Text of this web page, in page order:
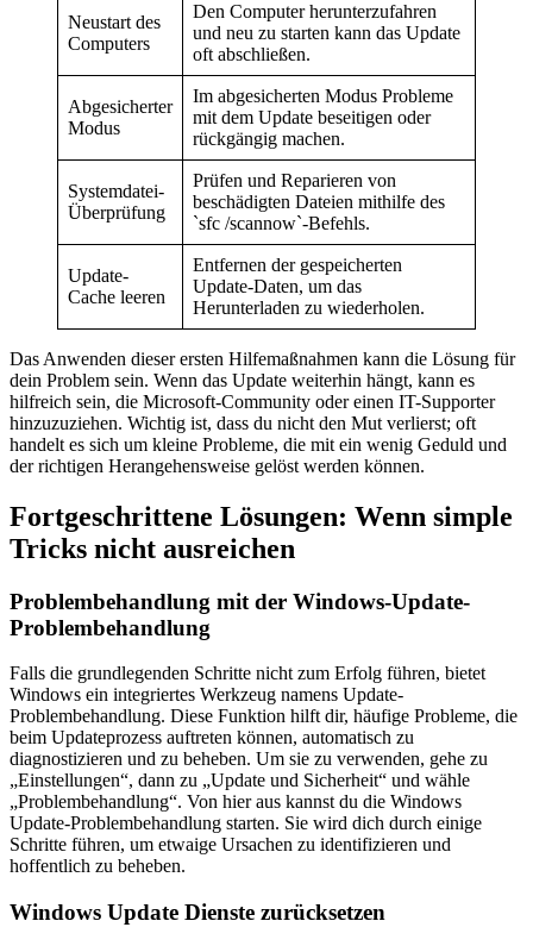
Neustart des
Computers
Den Computer herunterzufahren
und neu zu starten kann das Update
oft abschließen.
Abgesicherter
Modus
Im abgesicherten Modus Probleme
mit dem Update beseitigen oder
rückgängig machen.
Systemdatei-
Überprüfung
Prüfen und Reparieren von
beschädigten Dateien mithilfe des
`sfc /scannow`-Befehls.
Update-
Cache leeren
Entfernen der gespeicherten
Update-Daten, um das
Herunterladen zu wiederholen.
Das Anwenden dieser ersten Hilfemaßnahmen kann die Lösung für
dein Problem sein. Wenn das Update weiterhin hängt, kann es
hilfreich sein, die Microsoft-Community oder einen IT-Supporter
hinzuzuziehen. Wichtig ist, dass du nicht den Mut verlierst; oft
handelt es sich um kleine Probleme, die mit ein wenig Geduld und
der richtigen Herangehensweise gelöst werden können.
Fortgeschrittene Lösungen: Wenn simple
Tricks nicht ausreichen
Problembehandlung mit der Windows-Update-
Problembehandlung
Falls die grundlegenden Schritte nicht zum Erfolg führen, bietet
Windows ein integriertes Werkzeug namens Update-
Problembehandlung. Diese Funktion hilft dir, häufige Probleme, die
beim Updateprozess auftreten können, automatisch zu
diagnostizieren und zu beheben. Um sie zu verwenden, gehe zu
„Einstellungen“, dann zu „Update und Sicherheit“ und wähle
„Problembehandlung“. Von hier aus kannst du die Windows
Update-Problembehandlung starten. Sie wird dich durch einige
Schritte führen, um etwaige Ursachen zu identifizieren und
hoffentlich zu beheben.
Windows Update Dienste zurücksetzen